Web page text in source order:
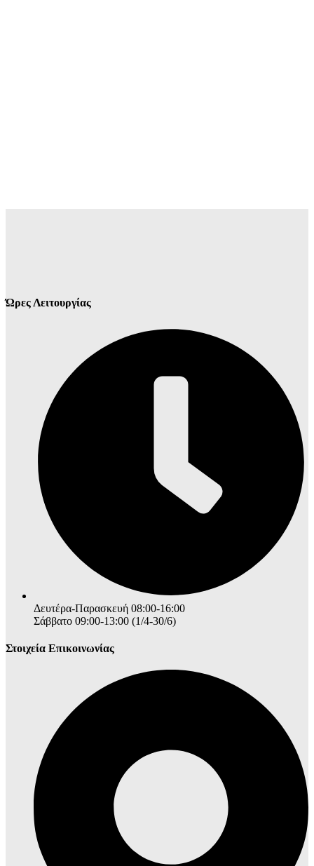
Ώρες Λειτουργίας
Δευτέρα-Παρασκευή 08:00-16:00
Σάββατο 09:00-13:00 (1/4-30/6)
Στοιχεία Επικοινωνίας